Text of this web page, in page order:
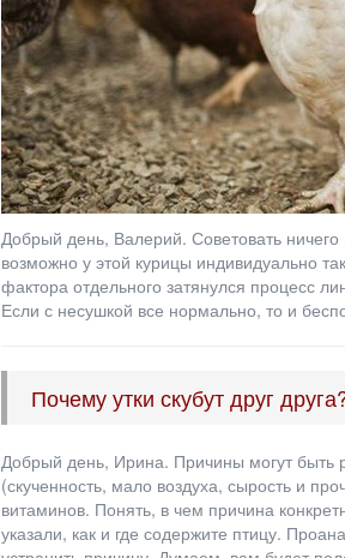
Добрый день, Валерий. Советовать
возможно у этой курицы индивидуально
фактора отдельного затянулся процесс
Если с несушкой все нормально, то и
Почему утки скубут друг
Добрый день, Ирина. Причины могут быть
(скученность, мало воздуха, сырость и
витаминов. Понять, в чем причина
указали, как и где содержите птицу.